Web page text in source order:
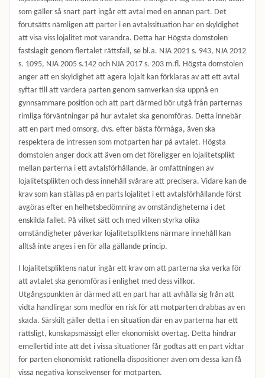
som gäller så snart part ingår ett avtal med en annan part. Det
förutsätts nämligen att parter i en avtalssituation har en skyldighet
att visa viss lojalitet mot varandra. Detta har Högsta domstolen
fastslagit genom flertalet rättsfall, se bl.a. NJA 2021 s. 943, NJA 2012
s. 1095, NJA 2005 s.142 och NJA 2017 s. 203 m.fl. Högsta domstolen
anger att en skyldighet att agera lojalt kan förklaras av att ett avtal
syftar till att vardera parten genom samverkan ska uppnå en
gynnsammare position och att part därmed bör utgå från parternas
rimliga förväntningar på hur avtalet ska genomföras. Detta innebär
att en part med omsorg, dvs. efter bästa förmåga, även ska
respektera de intressen som motparten har på avtalet. Högsta
domstolen anger dock att även om det föreligger en lojalitetsplikt
mellan parterna i ett avtalsförhållande, är omfattningen av
lojalitetsplikten och dess innehåll svårare att precisera. Vidare kan de
krav som kan ställas på en parts lojalitet i ett avtalsförhållande först
avgöras efter en helhetsbedömning av omständigheterna i det
enskilda fallet. På vilket sätt och med vilken styrka olika
omständigheter påverkar lojalitetspliktens närmare innehåll kan
alltså inte anges i en för alla gällande princip.
I lojalitetspliktens natur ingår ett krav om att parterna ska verka för
att avtalet ska genomföras i enlighet med dess villkor.
Utgångspunkten är därmed att en part har att avhålla sig från att
vidta handlingar som medför en risk för att motparten drabbas av en
skada. Särskilt gäller detta i en situation där en av parterna har ett
rättsligt, kunskapsmässigt eller ekonomiskt övertag. Detta hindrar
emellertid inte att det i vissa situationer får godtas att en part vidtar
för parten ekonomiskt rationella dispositioner även om dessa kan få
vissa negativa konsekvenser för motparten.